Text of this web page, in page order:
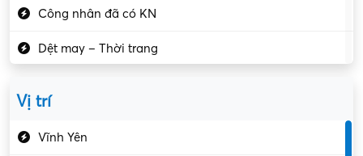
Công nhân đã có KN
Dệt may – Thời trang
Vị trí
Vĩnh Yên